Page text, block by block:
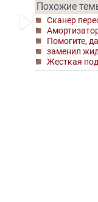
skip_next
Похожие
Сканер
Помогите,
заменил
Жесткая